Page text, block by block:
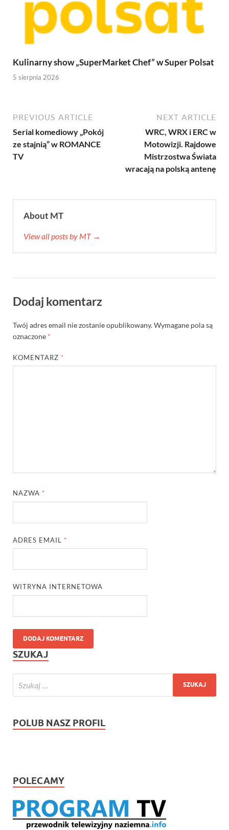
Kulinarny show „SuperMarket Chef” w Super Polsat
5 sierpnia 2026
PREVIOUS ARTICLE
Serial komediowy „Pokój
ze stajnią” w ROMANCE
TV
NEXT ARTICLE
WRC, WRX i ERC w
Motowizji. Rajdowe
Mistrzostwa Świata
wracają na polską antenę
About MT
View all posts by MT →
Dodaj komentarz
Twój adres email nie zostanie opublikowany.Wymagane pola są
oznaczone *
KOMENTARZ *
NAZWA *
ADRES EMAIL *
WITRYNA INTERNETOWA
SZUKAJ
POLUB NASZ PROFIL
POLECAMY